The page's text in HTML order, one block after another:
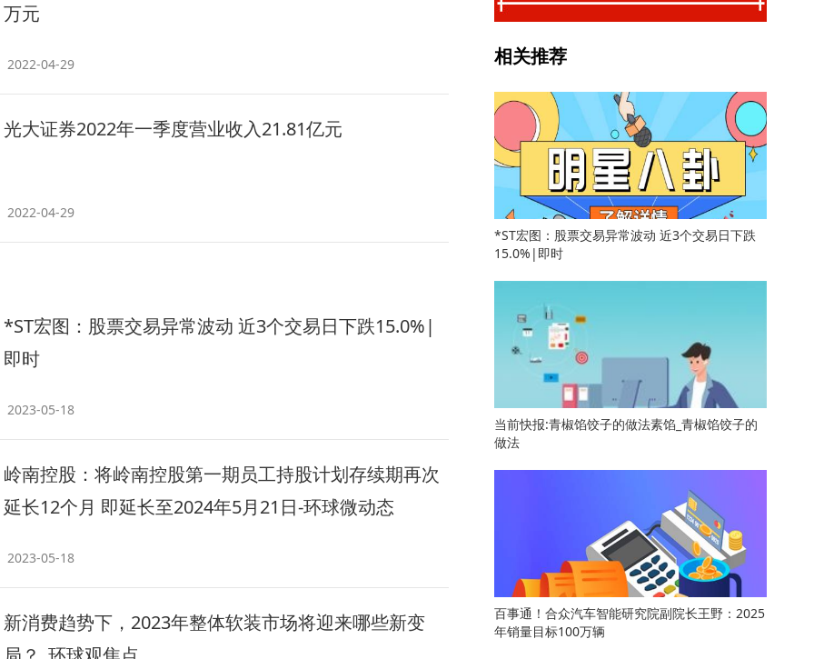
万元
2022-04-29
光大证券2022年一季度营业收入21.81亿元
2022-04-29
*ST宏图：股票交易异常波动 近3个交易日下跌15.0%|
即时
2023-05-18
岭南控股：将岭南控股第一期员工持股计划存续期再次
延长12个月 即延长至2024年5月21日-环球微动态
2023-05-18
新消费趋势下，2023年整体软装市场将迎来哪些新变
相关推荐
*ST宏图：股票交易异常波动 近3个交易日下跌
15.0%|即时
当前快报:青椒馅饺子的做法素馅_青椒馅饺子的
做法
百事通！合众汽车智能研究院副院长王野：2025
年销量目标100万辆